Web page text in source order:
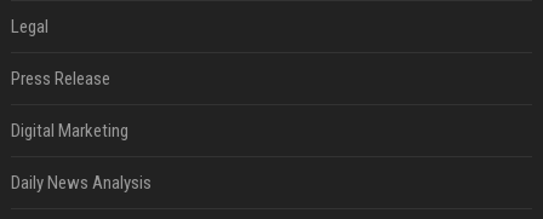
Legal
Press Release
Digital Marketing
Daily News Analysis